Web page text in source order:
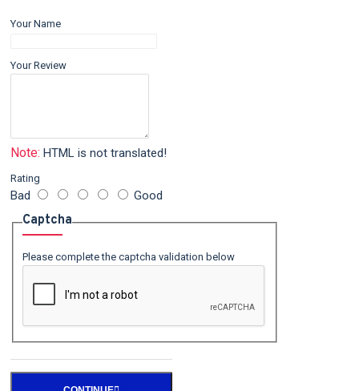
Your Name
Your Review
Note: HTML is not translated!
Rating
Bad Good
Captcha
Please complete the captcha validation below